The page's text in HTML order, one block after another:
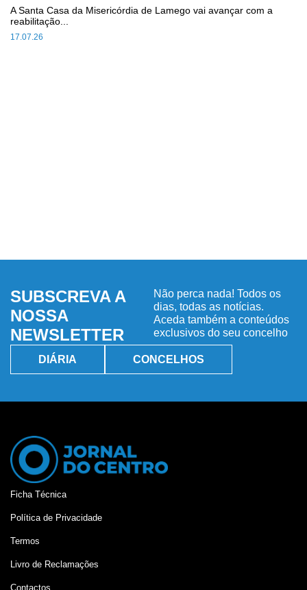
17.07.26
A Santa Casa da Misericórdia de Lamego vai avançar com a
reabilitação...
SUBSCREVA A
NOSSA
NEWSLETTER
Não perca nada! Todos os
dias, todas as notícias.
Aceda também a conteúdos
exclusivos do seu concelho
DIÁRIA CONCELHOS
Ficha Técnica
Política de Privacidade
Termos
Livro de Reclamações
Contactos